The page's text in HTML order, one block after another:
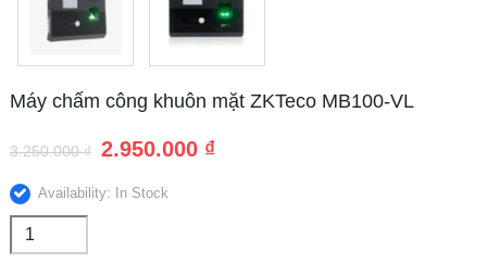
Máy chấm công khuôn mặt ZKTeco MB100-VL
3.250.000₫ 2.950.000 ₫
Availability: In Stock